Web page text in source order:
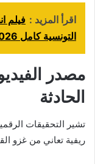
اقرأ المزيد : فيلم
التونسية كامل 2026
مصدر
الحادثة
تشير التحقيقات
ريفية تعاني من غزو